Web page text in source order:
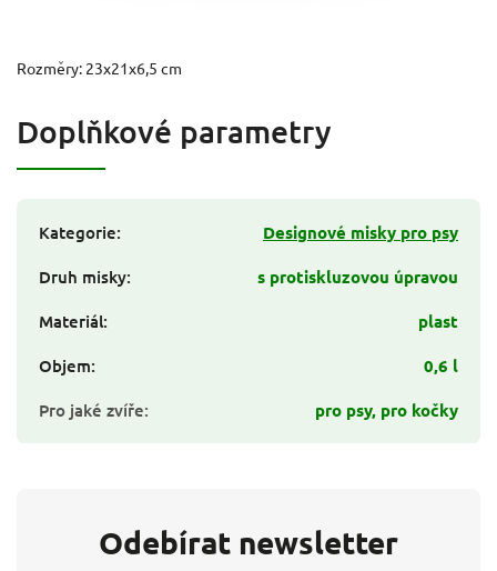
Rozměry: 23x21x6,5 cm
Doplňkové parametry
Kategorie:
Designové misky pro psy
Druh misky:
s protiskluzovou úpravou
Materiál:
plast
Objem:
0,6 l
Pro jaké zvíře: pro psy, pro kočky
Odebírat newsletter